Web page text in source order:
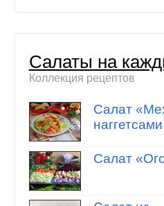
Салаты на
Коллекция рецептов
Салат
Салат